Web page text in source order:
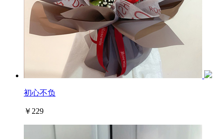
初心不负
￥229